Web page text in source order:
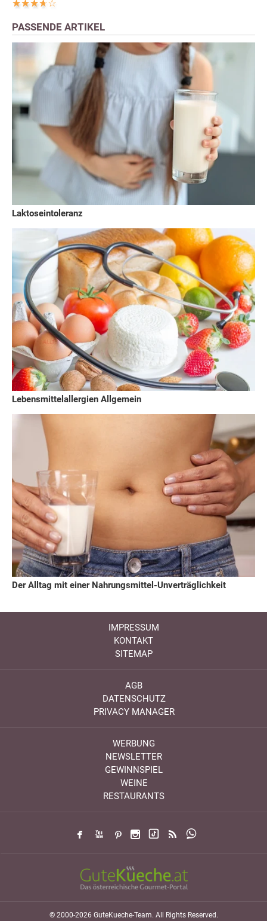
PASSENDE ARTIKEL
Laktoseintoleranz
Lebensmittelallergien Allgemein
Der Alltag mit einer Nahrungsmittel-Unverträglichkeit
IMPRESSUM
KONTAKT
SITEMAP
AGB
DATENSCHUTZ
PRIVACY MANAGER
WERBUNG
NEWSLETTER
GEWINNSPIEL
WEINE
RESTAURANTS
© 2000-2026 GuteKueche-Team. All Rights Reserved.